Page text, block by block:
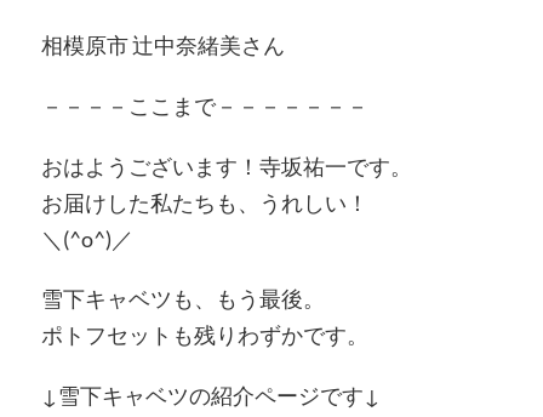
相模原市 辻中奈緒美さん
－－－－ここまで－－－－－－－
おはようございます！寺坂祐一です。
お届けした私たちも、うれしい！
＼(^o^)／
雪下キャベツも、もう最後。
ポトフセットも残りわずかです。
↓雪下キャベツの紹介ページです↓